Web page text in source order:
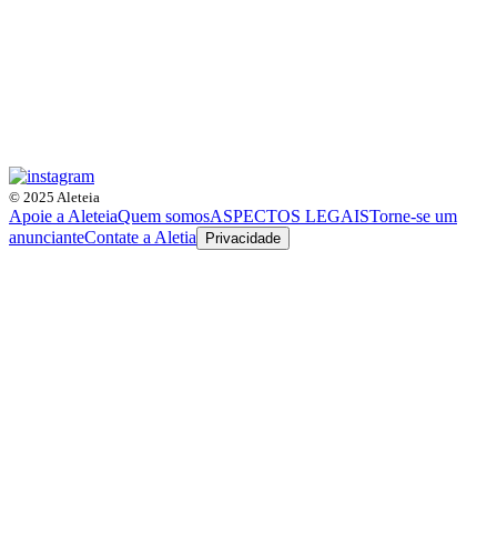
© 2025 Aleteia
Apoie a AleteiaQuem somosASPECTOS LEGAISTorne-se um
anuncianteContate a Aletia Privacidade